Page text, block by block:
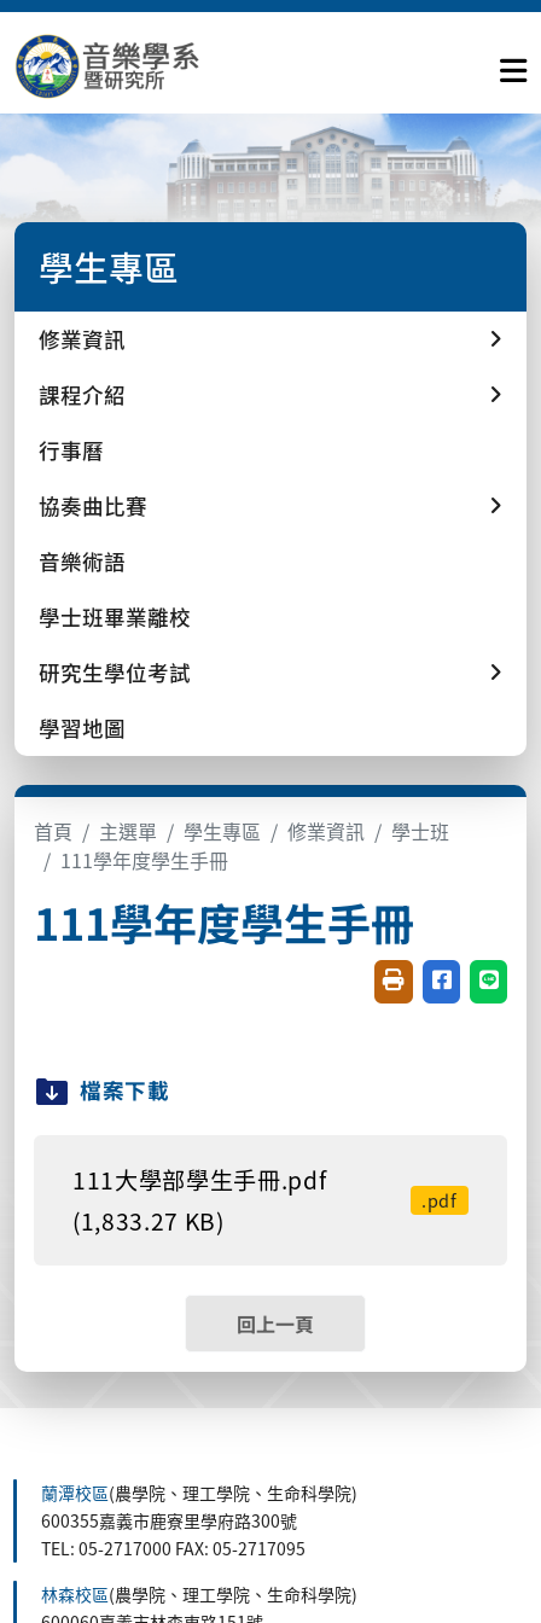
學生專區
修業資訊
課程介紹
行事曆
協奏曲比賽
音樂術語
學士班畢業離校
研究生學位考試
學習地圖
首頁 主選單 學生專區 修業資訊
學士班
111學年度學生手冊
111學年度學生手冊
友善列印(開新視
分享至臉書
分享
檔案下載
111大學部學生手冊.pdf
(1,833.27 KB)
.pdf
回上一頁
蘭潭校區(農學院、理工學院、生命科學院)
600355嘉義市鹿寮里學府路300號
TEL: 05-2717000 FAX: 05-2717095
林森校區(農學院、理工學院、生命科學院)